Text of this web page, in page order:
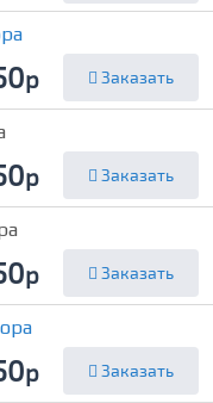
р Заказать
р Заказать
р Заказать
р Заказать